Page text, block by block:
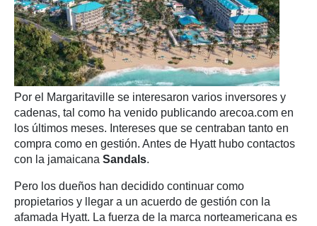
Por el Margaritaville se interesaron varios inversores y
cadenas, tal como ha venido publicando arecoa.com en
los últimos meses. Intereses que se centraban tanto en
compra como en gestión. Antes de Hyatt hubo contactos
con la jamaicana Sandals.
Pero los dueños han decidido continuar como
propietarios y llegar a un acuerdo de gestión con la
afamada Hyatt. La fuerza de la marca norteamericana es